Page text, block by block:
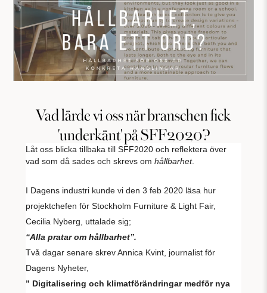
Vad lärde vi oss när branschen fick
'underkänt' på SFF2020?
Låt oss blicka tillbaka till SFF2020 och reflektera över
vad som då sades och skrevs om hållbarhet.
I Dagens industri kunde vi den 3 feb 2020 läsa hur
projektchefen för Stockholm Furniture & Light Fair,
Cecilia Nyberg, uttalade sig;
“Alla pratar om hållbarhet”.
Två dagar senare skrev Annica Kvint, journalist för
Dagens Nyheter,
” Digitalisering och klimatförändringar medför nya